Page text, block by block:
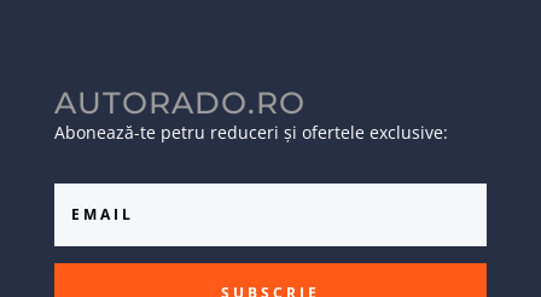
AUTORADO.RO
Abonează-te petru reduceri și ofertele exclusive: